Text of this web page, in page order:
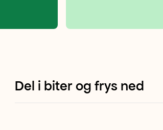
Del i biter og frys ned